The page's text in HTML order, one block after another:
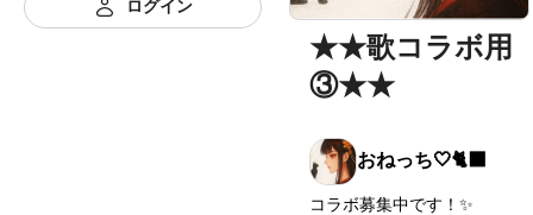
ログイン
★★歌コラボ用
③★★
おねっち‎🤍🐈‍⬛
コラボ募集中です！✨